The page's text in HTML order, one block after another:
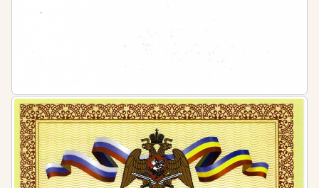
Штраф за несоблюдение требований
Допуск к работе специалистов, не обладающих
достаточным уровнем квалификации,
квалифицируется как административное
правонарушение, предусмотренное ч. 1 ст. 5.27
КоАП РФ и влечет за собой наложение штрафа: